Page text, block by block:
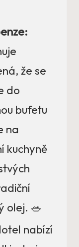
že se
do
bufetu
na
kuchyně
olej. 🥗
nabízí